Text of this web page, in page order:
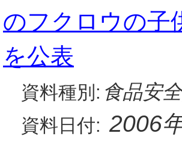
のフクロウの子
を公表
資料種別: 食品安
資料日付: 2006